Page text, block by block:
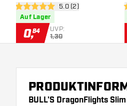
Bewertungsbereich
5 Bewertungssterne
5.0 (2)
Auf Lager
0,84 UVP:
1,30
BULL'S DragonFlights